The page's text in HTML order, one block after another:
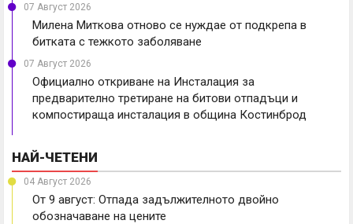
07 Август 2026
Милена Миткова отново се нуждае от подкрепа в
битката с тежкото заболяване
07 Август 2026
Официално откриване на Инсталация за
предварително третиране на битови отпадъци и
компостираща инсталация в община Костинброд
НАЙ-ЧЕТЕНИ
04 Август 2026
От 9 август: Отпада задължителното двойно
обозначаване на цените